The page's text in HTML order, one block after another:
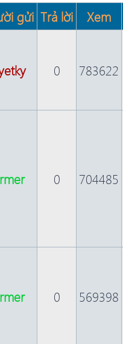
gửi Trả lời Xem
0 783622
0 704485
0 569398